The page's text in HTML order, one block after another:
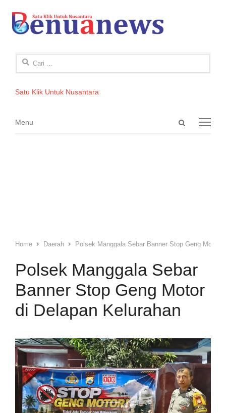
Cari
Satu Klik Untuk Nusantara
Open
Menu
Menu
Home Daerah Polsek Manggala Sebar Banner Stop Geng Motor
Polsek Manggala Sebar
Banner Stop Geng Motor
di Delapan Kelurahan